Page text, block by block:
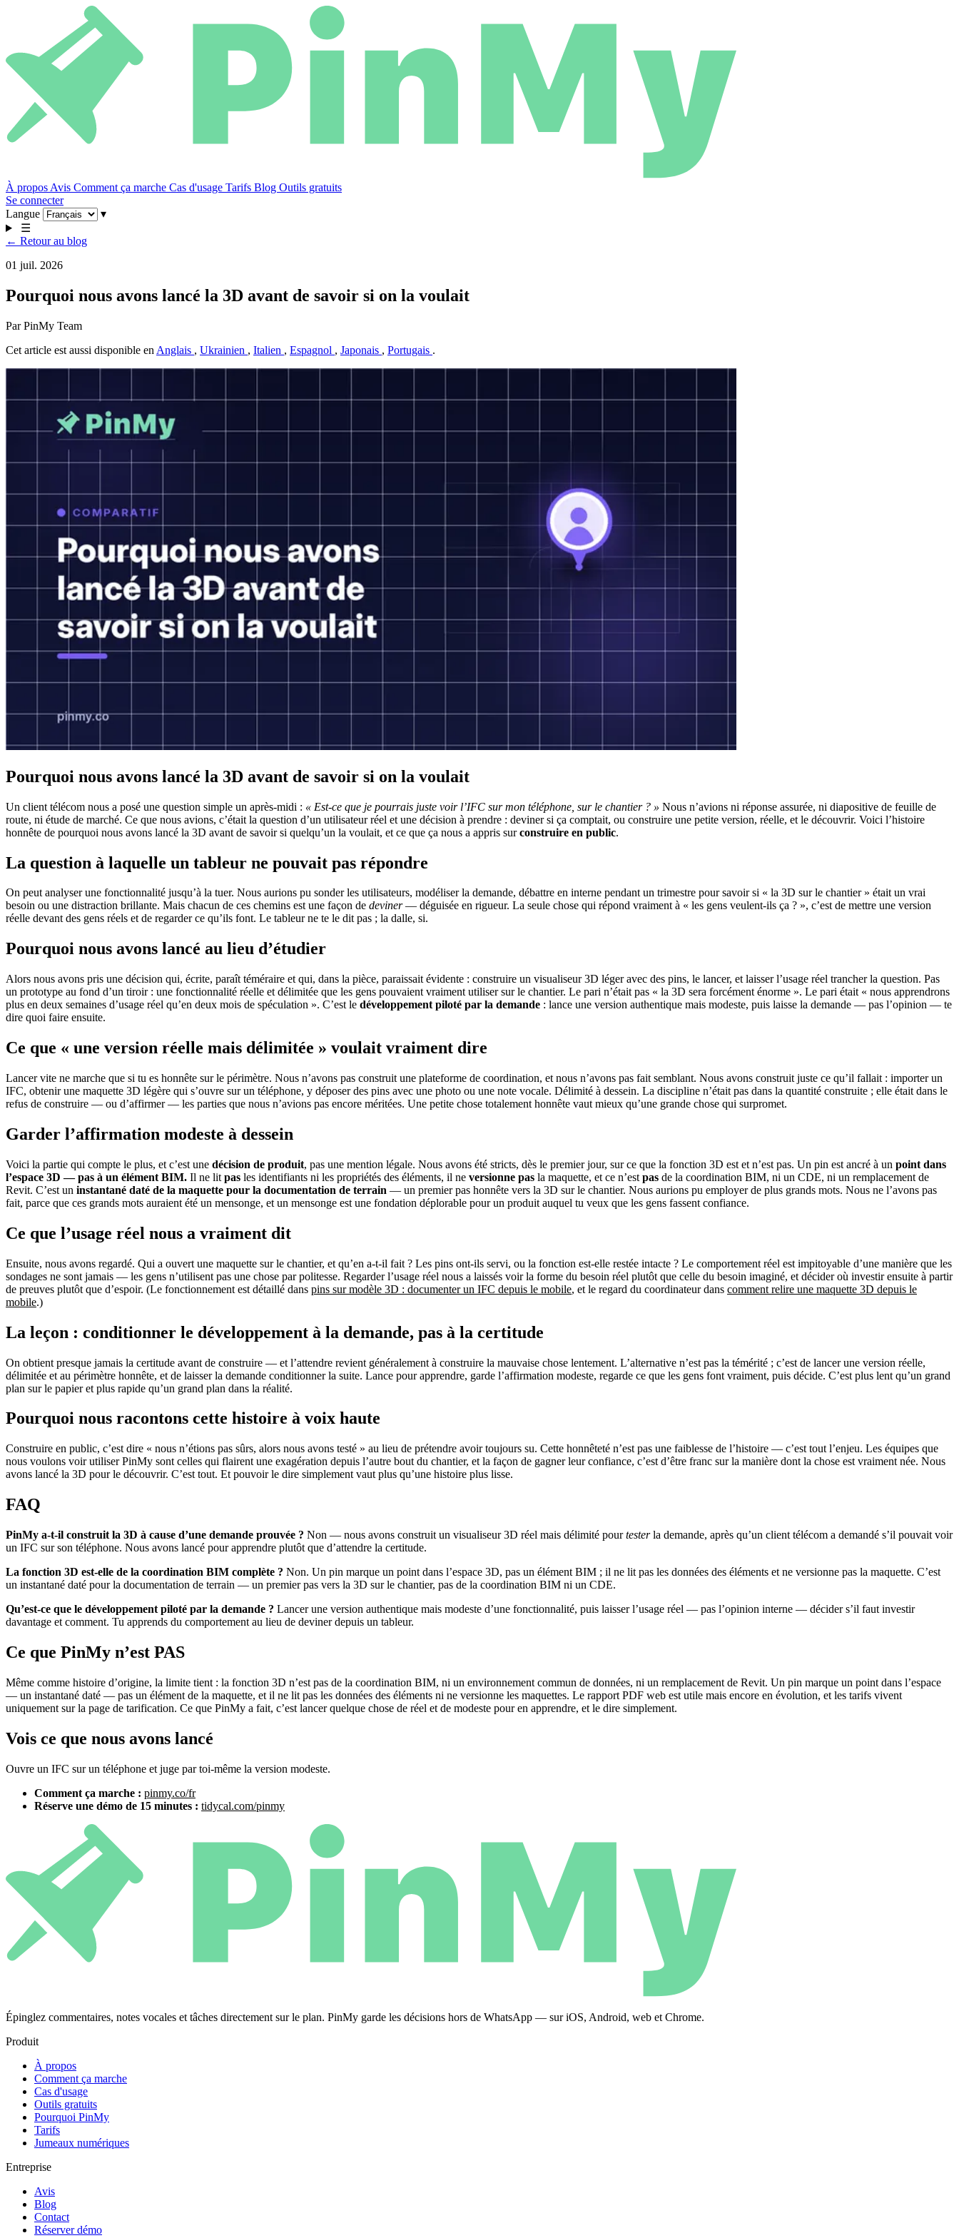
À propos Avis Comment ça marche Cas d'usage Tarifs Blog Outils gratuits
Se connecter
Langue
▾
☰
← Retour au blog
01 juil. 2026
Pourquoi nous avons lancé la 3D avant de savoir si on la voulait
Par PinMy Team
Cet article est aussi disponible en Anglais , Ukrainien , Italien , Espagnol , Japonais , Portugais .
Pourquoi nous avons lancé la 3D avant de savoir si on la voulait
Un client télécom nous a posé une question simple un après-midi : « Est-ce que je pourrais juste voir l’IFC sur mon téléphone, sur le chantier ? » Nous n’avions ni réponse assurée, ni diapositive de feuille de
route, ni étude de marché. Ce que nous avions, c’était la question d’un utilisateur réel et une décision à prendre : deviner si ça comptait, ou construire une petite version, réelle, et le découvrir. Voici l’histoire
honnête de pourquoi nous avons lancé la 3D avant de savoir si quelqu’un la voulait, et ce que ça nous a appris surconstruire en public.
La question à laquelle un tableur ne pouvait pas répondre
On peut analyser une fonctionnalité jusqu’à la tuer. Nous aurions pu sonder les utilisateurs, modéliser la demande, débattre en interne pendant un trimestre pour savoir si « la 3D sur le chantier » était un vrai
besoin ou une distraction brillante. Mais chacun de ces chemins est une façon de deviner— déguisée en rigueur. La seule chose qui répond vraiment à « les gens veulent-ils ça ? », c’est de mettre une version
réelle devant des gens réels et de regarder ce qu’ils font. Le tableur ne te le dit pas ; la dalle, si.
Pourquoi nous avons lancé au lieu d’étudier
Alors nous avons pris une décision qui, écrite, paraît téméraire et qui, dans la pièce, paraissait évidente : construire un visualiseur 3D léger avec des pins, le lancer, et laisser l’usage réel trancher la question. Pas
un prototype au fond d’un tiroir : une fonctionnalité réelle et délimitée que les gens pouvaient vraiment utiliser sur le chantier. Le pari n’était pas « la 3D sera forcément énorme ». Le pari était « nous apprendrons
plus en deux semaines d’usage réel qu’en deux mois de spéculation ». C’est le développement piloté par la demande : lance une version authentique mais modeste, puis laisse la demande — pas l’opinion — te
dire quoi faire ensuite.
Ce que « une version réelle mais délimitée » voulait vraiment dire
Lancer vite ne marche que si tu es honnête sur le périmètre. Nous n’avons pas construit une plateforme de coordination, et nous n’avons pas fait semblant. Nous avons construit juste ce qu’il fallait : importer un
IFC, obtenir une maquette 3D légère qui s’ouvre sur un téléphone, y déposer des pins avec une photo ou une note vocale. Délimité à dessein. La discipline n’était pas dans la quantité construite ; elle était dans le
refus de construire — ou d’affirmer — les parties que nous n’avions pas encore méritées. Une petite chose totalement honnête vaut mieux qu’une grande chose qui surpromet.
Garder l’affirmation modeste à dessein
Voici la partie qui compte le plus, et c’est une décision de produit, pas une mention légale. Nous avons été stricts, dès le premier jour, sur ce que la fonction 3D est et n’est pas. Un pin est ancré à un point dans
l’espace 3D — pas à un élément BIM. Il ne lit pas les identifiants ni les propriétés des éléments, il ne versionne pas la maquette, et ce n’est pas de la coordination BIM, ni un CDE, ni un remplacement de
Revit. C’est un instantané daté de la maquette pour la documentation de terrain — un premier pas honnête vers la 3D sur le chantier. Nous aurions pu employer de plus grands mots. Nous ne l’avons pas
fait, parce que ces grands mots auraient été un mensonge, et un mensonge est une fondation déplorable pour un produit auquel tu veux que les gens fassent confiance.
Ce que l’usage réel nous a vraiment dit
Ensuite, nous avons regardé. Qui a ouvert une maquette sur le chantier, et qu’en a-t-il fait ? Les pins ont-ils servi, ou la fonction est-elle restée intacte ? Le comportement réel est impitoyable d’une manière que les
sondages ne sont jamais — les gens n’utilisent pas une chose par politesse. Regarder l’usage réel nous a laissés voir la forme du besoin réel plutôt que celle du besoin imaginé, et décider où investir ensuite à partir
de preuves plutôt que d’espoir. (Le fonctionnement est détaillé dans pins sur modèle 3D : documenter un IFC depuis le mobile, et le regard du coordinateur dans comment relire une maquette 3D depuis le
mobile.)
La leçon : conditionner le développement à la demande, pas à la certitude
On obtient presque jamais la certitude avant de construire — et l’attendre revient généralement à construire la mauvaise chose lentement. L’alternative n’est pas la témérité ; c’est de lancer une version réelle,
délimitée et au périmètre honnête, et de laisser la demande conditionner la suite. Lance pour apprendre, garde l’affirmation modeste, regarde ce que les gens font vraiment, puis décide. C’est plus lent qu’un grand
plan sur le papier et plus rapide qu’un grand plan dans la réalité.
Pourquoi nous racontons cette histoire à voix haute
Construire en public, c’est dire « nous n’étions pas sûrs, alors nous avons testé » au lieu de prétendre avoir toujours su. Cette honnêteté n’est pas une faiblesse de l’histoire — c’est tout l’enjeu. Les équipes que
nous voulons voir utiliser PinMy sont celles qui flairent une exagération depuis l’autre bout du chantier, et la façon de gagner leur confiance, c’est d’être franc sur la manière dont la chose est vraiment née. Nous
avons lancé la 3D pour le découvrir. C’est tout. Et pouvoir le dire simplement vaut plus qu’une histoire plus lisse.
FAQ
PinMy a-t-il construit la 3D à cause d’une demande prouvée ? Non — nous avons construit un visualiseur 3D réel mais délimité pourtesterla demande, après qu’un client télécom a demandé s’il pouvait voir
un IFC sur son téléphone. Nous avons lancé pour apprendre plutôt que d’attendre la certitude.
La fonction 3D est-elle de la coordination BIM complète ? Non. Un pin marque un point dans l’espace 3D, pas un élément BIM ; il ne lit pas les données des éléments et ne versionne pas la maquette. C’est
un instantané daté pour la documentation de terrain — un premier pas vers la 3D sur le chantier, pas de la coordination BIM ni un CDE.
Qu’est-ce que le développement piloté par la demande ? Lancer une version authentique mais modeste d’une fonctionnalité, puis laisser l’usage réel — pas l’opinion interne — décider s’il faut investir
davantage et comment. Tu apprends du comportement au lieu de deviner depuis un tableur.
Ce que PinMy n’est PAS
Même comme histoire d’origine, la limite tient : la fonction 3D n’est pas de la coordination BIM, ni un environnement commun de données, ni un remplacement de Revit. Un pin marque un point dans l’espace
— un instantané daté — pas un élément de la maquette, et il ne lit pas les données des éléments ni ne versionne les maquettes. Le rapport PDF web est utile mais encore en évolution, et les tarifs vivent
uniquement sur la page de tarification. Ce que PinMy a fait, c’est lancer quelque chose de réel et de modeste pour en apprendre, et le dire simplement.
Vois ce que nous avons lancé
Ouvre un IFC sur un téléphone et juge par toi-même la version modeste.
Comment ça marche : pinmy.co/fr
Réserve une démo de 15 minutes : tidycal.com/pinmy
Épinglez commentaires, notes vocales et tâches directement sur le plan. PinMy garde les décisions hors de WhatsApp — sur iOS, Android, web et Chrome.
Produit
À propos
Comment ça marche
Cas d'usage
Outils gratuits
Pourquoi PinMy
Tarifs
Jumeaux numériques
Entreprise
Avis
Blog
Contact
Réserver démo